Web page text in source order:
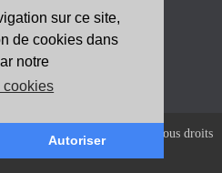
sur ce site,
de cookies dans
notre
cookies
Autoriser
VOUS
Internationale COMMUNIO. Tous droits